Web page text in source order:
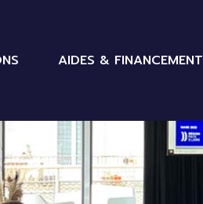
AIDES & FINANCEMENT